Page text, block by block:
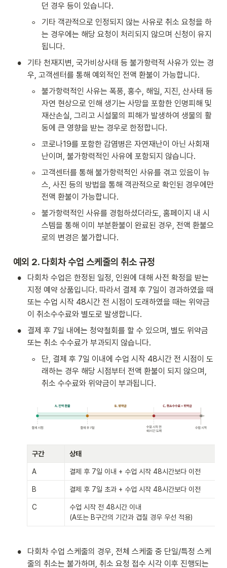
던 경우 등이 있습니다.
◦
기타 객관적으로 인정되지 않는 사유로 취소 요청을 하
는 경우에는 해당 요청이 처리되지 않으며 신청이 유지
됩니다.
•
기타 천재지변, 국가비상사태 등 불가항력적 사유가 있는 경
우, 고객센터를 통해 예외적인 전액 환불이 가능합니다.
◦
불가항력적인 사유는 폭풍, 홍수, 해일, 지진, 산사태 등
자연 현상으로 인해 생기는 사망을 포함한 인명피해 및
재산손실, 그리고 시설물의 피해가 발생하여 생물의 활
동에 큰 영향을 받는 경우로 한정합니다.
◦
코로나19를 포함한 감염병은 자연재난이 아닌 사회재
난이며, 불가항력적인 사유에 포함되지 않습니다.
◦
고객센터를 통해 불가항력적인 사유를 겪고 있음이 뉴
스, 사진 등의 방법을 통해 객관적으로 확인된 경우에만
전액 환불이 가능합니다.
◦
불가항력적인 사유를 경험하셨더라도, 홈페이지 내 시
스템을 통해 이미 부분환불이 완료된 경우, 전액 환불으
로의 변경은 불가합니다.
예외 2. 다회차 수업 스케줄의 취소 규정
•
다회차 수업은 한정된 일정, 인원에 대해 사전 확정을 받는
지정 예약 상품입니다. 따라서 결제 후 7일이 경과하였을 때
또는 수업 시작 48시간 전 시점이 도래하였을 때는 위약금
이 취소수수료와 별도로 발생합니다.
•
결제 후 7일 내에는 청약철회를 할 수 있으며, 별도 위약금
또는 취소 수수료가 부과되지 않습니다.
◦
단, 결제 후 7일 이내에 수업 시작 48시간 전 시점이 도
래하는 경우 해당 시점부터 전액 환불이 되지 않으며,
취소 수수료와 위약금이 부과됩니다.
구간 상태
A 결제 후 7일 이내 + 수업 시작 48시간보다 이전
B 결제 후 7일 초과 + 수업 시작 48시간보다 이전
C
수업 시작 전 48시간 이내
(A또는 B구간의 기간과 겹칠 경우 우선 적용)
•
다회차 수업 스케줄의 경우, 전체 스케줄 중 단일/특정 스케
줄의 취소는 불가하며, 취소 요청 접수 시각 이후 진행되는